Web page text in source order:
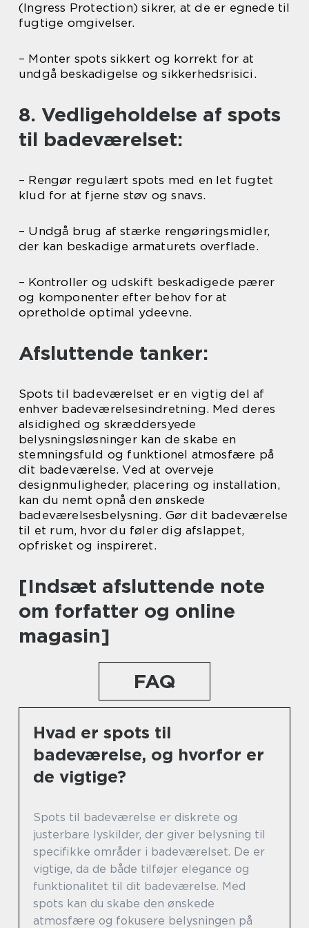
(Ingress Protection) sikrer, at de er egnede til
fugtige omgivelser.
– Monter spots sikkert og korrekt for at
undgå beskadigelse og sikkerhedsrisici.
8. Vedligeholdelse af spots
til badeværelset:
– Rengør regulært spots med en let fugtet
klud for at fjerne støv og snavs.
– Undgå brug af stærke rengøringsmidler,
der kan beskadige armaturets overflade.
– Kontroller og udskift beskadigede pærer
og komponenter efter behov for at
opretholde optimal ydeevne.
Afsluttende tanker:
Spots til badeværelset er en vigtig del af
enhver badeværelsesindretning. Med deres
alsidighed og skræddersyede
belysningsløsninger kan de skabe en
stemningsfuld og funktionel atmosfære på
dit badeværelse. Ved at overveje
designmuligheder, placering og installation,
kan du nemt opnå den ønskede
badeværelsesbelysning. Gør dit badeværelse
til et rum, hvor du føler dig afslappet,
opfrisket og inspireret.
[Indsæt afsluttende note
om forfatter og online
magasin]
FAQ
Hvad er spots til
badeværelse, og hvorfor er
de vigtige?
Spots til badeværelse er diskrete og
justerbare lyskilder, der giver belysning til
specifikke områder i badeværelset. De er
vigtige, da de både tilføjer elegance og
funktionalitet til dit badeværelse. Med
spots kan du skabe den ønskede
atmosfære og fokusere belysningen på